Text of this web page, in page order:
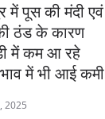
में पूस की मंदी एवं
ठंड के कारण
में कम आ रहे
भाव में भी आई कमी
2025